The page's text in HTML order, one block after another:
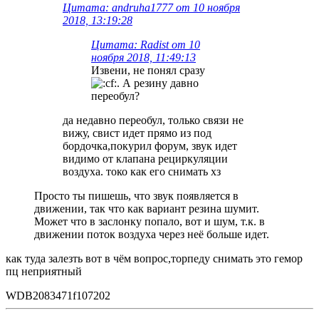
Цитата: andruha1777 от 10 ноября
2018, 13:19:28
Цитата: Radist от 10
ноября 2018, 11:49:13
Извени, не понял сразу
. А резину давно
переобул?
да недавно переобул, только связи не
вижу, свист идет прямо из под
бордочка,покурил форум, звук идет
видимо от клапана рециркуляции
воздуха. токо как его снимать хз
Просто ты пишешь, что звук появляется в
движении, так что как вариант резина шумит.
Может что в заслонку попало, вот и шум, т.к. в
движении поток воздуха через неё больше идет.
как туда залезть вот в чём вопрос,торпеду снимать это гемор
пц неприятный
WDB2083471f107202